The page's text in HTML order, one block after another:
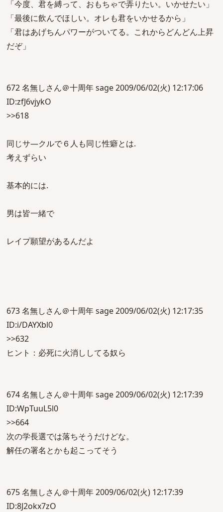
「今度、君を縛って、おもちゃで弄りたい。いかせたい」
「最後に飲んでほしい。オレも君をいかせるから」
「君はあげちんパワーがついてる。これからどんどん上昇
だぞ」
672 名無しさん＠十周年 sage 2009/06/02(火) 12:17:06
ID:zfJ6vjykO
>>618
同じサ―クルで６人も同じ性癖とは.
考えずらい
基本的には.
男は皆一緒で
レイプ願望があるんだよ
673 名無しさん＠十周年 sage 2009/06/02(火) 12:17:35
ID:i/DAYXbl0
>>632
ヒント：必死に火消ししてる奴ら
674 名無しさん＠十周年 sage 2009/06/02(火) 12:17:39
ID:WpTuuL5l0
>>664
次の学長選では落ちそうだけどな。
解任の署名とかも起こってそう
675 名無しさん＠十周年 2009/06/02(火) 12:17:39
ID:8J2okx7zO